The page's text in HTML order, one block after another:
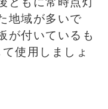
地域が多いで
が付いているも
使用しましょ